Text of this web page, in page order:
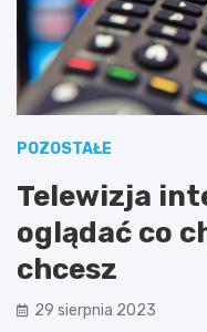
POZOSTAŁE
Telewizja
oglądać co
chcesz
29 sierpnia 2023